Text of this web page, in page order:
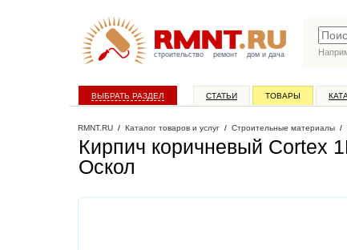
строительство ремонт дом и дача
ВЫБРАТЬ РАЗДЕЛ СТАТЬИ ТОВАРЫ
RMNT.RU / Каталог товаров и услуг / Строительные материалы /
Кирпич коричневый Cortex
Оскол